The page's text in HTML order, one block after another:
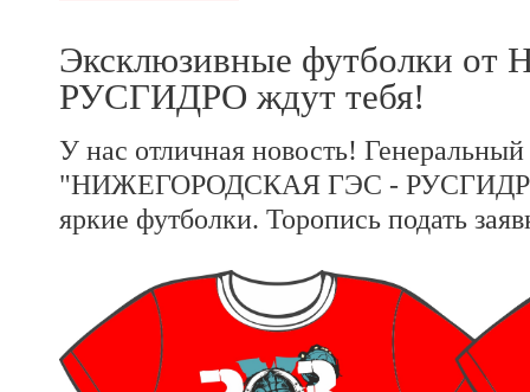
Эксклюзивные футболки от
РУСГИДРО ждут тебя!
У нас отличная новость!
"НИЖЕГОРОДСКАЯ ГЭС - РУСГИДРО"
яркие футболки. Торопись подать